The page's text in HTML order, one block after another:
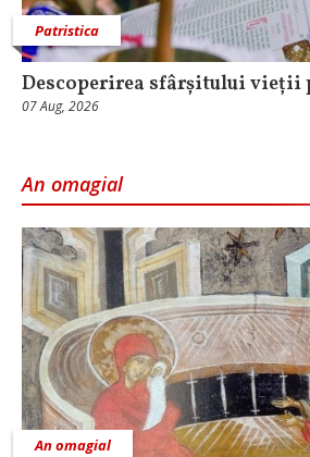
Patristica
Descoperirea sfârșitului vieții
07 Aug, 2026
An omagial
An omagial